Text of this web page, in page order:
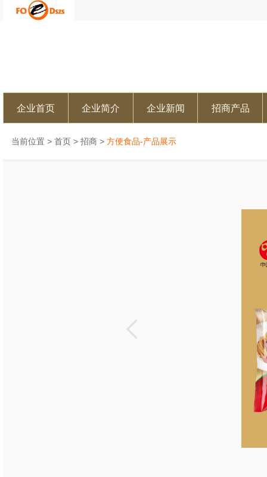
企业首页 企业简介 企业新闻 招商产品
当前位置 > 首页 > 招商 > 方便食品-产品展示